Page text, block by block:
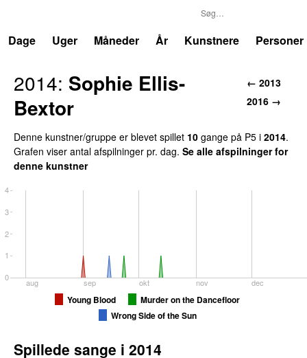
Dage
Uger Måneder År Kunstnere Personer
← 2013
2016 →
2014: Sophie Ellis-
Bextor
Denne kunstner/gruppe er blevet spillet 10 gange på P5 i 2014.
Grafen viser antal afspilninger pr. dag. Se alle afspilninger for
denne kunstner
0
1
2
3
4
aug sep okt nov dec
Young Blood
Murder on the Dancefloor
Wrong Side of the Sun
Spillede sange i 2014